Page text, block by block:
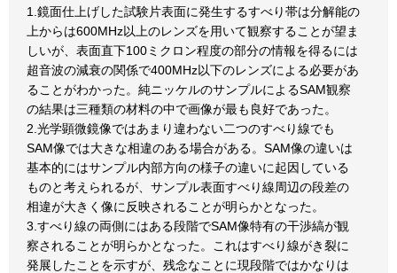
1.鏡面仕上げした試験片表面に発生するすべり帯は分解能の
上からは600MHz以上のレンズを用いて観察することが望ま
しいが、表面直下100ミクロン程度の部分の情報を得るには
超音波の減衰の関係で400MHz以下のレンズによる必要があ
ることがわかった。純ニッケルのサンプルによるSAM観察
の結果は三種類の材料の中で画像が最も良好であった。
2.光学顕微鏡像ではあまり違わない二つのすべり線でも
SAM像では大きな相違のある場合がある。SAM像の違いは
基本的にはサンプル内部方向の様子の違いに起因している
ものと考えられるが、サンプル表面すべり線周辺の段差の
相違が大きく像に反映されることが明らかとなった。
3.すべり線の両側にはある段階でSAM像特有の干渉縞が観
察されることが明らかとなった。これはすべり線がき裂に
発展したことを示すが、残念なことに現段階ではかなりは